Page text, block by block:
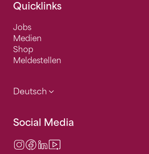
Quicklinks
Jobs
Medien
Shop
Meldestellen
Deutsch
Social Media
Instagram
Facebook
LinkedIn